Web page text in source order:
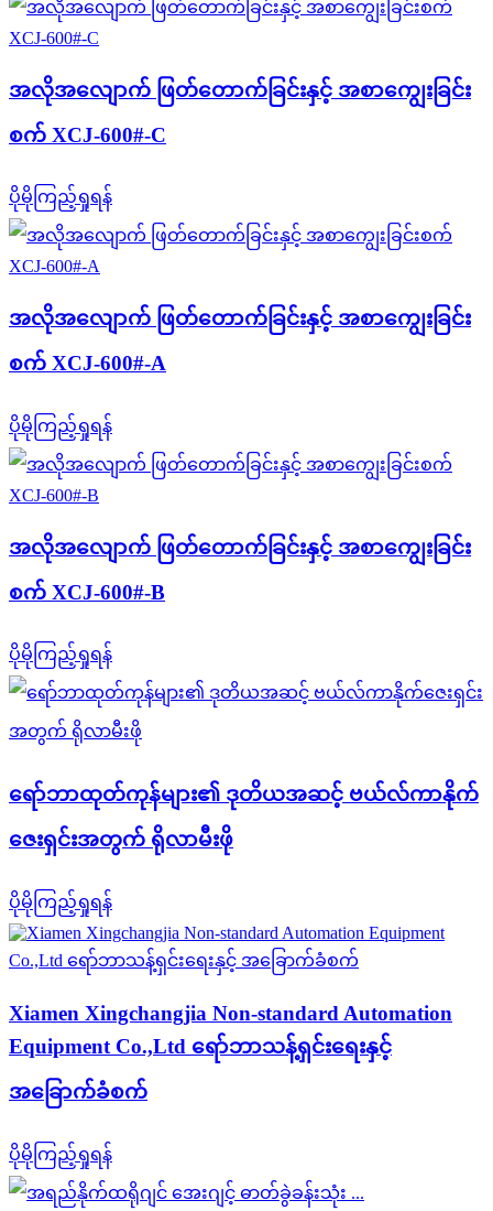
အလိုအလျောက် ဖြတ်တောက်ခြင်းနှင့် အစာကျွေးခြင်း
စက် XCJ-600#-C
ပိုမိုကြည့်ရှုရန်
အလိုအလျောက် ဖြတ်တောက်ခြင်းနှင့် အစာကျွေးခြင်း
စက် XCJ-600#-A
ပိုမိုကြည့်ရှုရန်
အလိုအလျောက် ဖြတ်တောက်ခြင်းနှင့် အစာကျွေးခြင်း
စက် XCJ-600#-B
ပိုမိုကြည့်ရှုရန်
ရော်ဘာထုတ်ကုန်များ၏ ဒုတိယအဆင့် ဗယ်လ်ကာနိုက်
ဇေးရှင်းအတွက် ရိုလာမီးဖို
ပိုမိုကြည့်ရှုရန်
Xiamen Xingchangjia Non-standard Automation
Equipment Co.,Ltd ရော်ဘာသန့်ရှင်းရေးနှင့်
အခြောက်ခံစက်
ပိုမိုကြည့်ရှုရန်